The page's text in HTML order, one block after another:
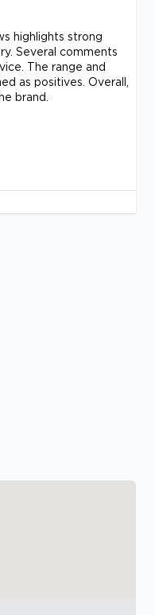
highlights strong
Several comments
The range and
as positives. Overall,
brand.